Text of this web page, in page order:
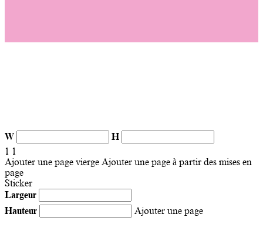
W
H
1 1
Ajouter une page vierge Ajouter une page à partir des mises en
page
Sticker
Largeur
Hauteur
Ajouter une page